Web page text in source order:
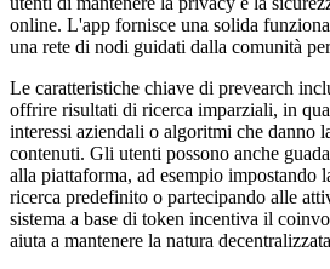
online. L'app fornisce una solida
una rete di nodi guidati dalla comunità
Le caratteristiche chiave di prevearch
offrire risultati di ricerca imparziali, in
interessi aziendali o algoritmi che danno
contenuti. Gli utenti possono anche
alla piattaforma, ad esempio impostando
ricerca predefinito o partecipando alle
sistema a base di token incentiva il
aiuta a mantenere la natura